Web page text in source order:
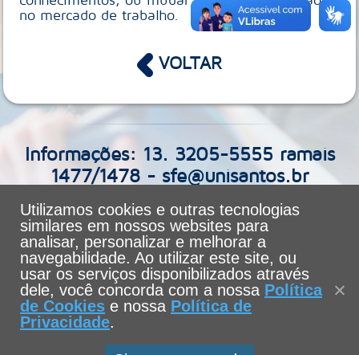
no mercado de trabalho.
VOLTAR
Informações: 13. 3205-5555 ramais
1477/1478 - sfe@unisantos.br
Utilizamos cookies e outras tecnologias
similares em nossos websites para
analisar, personalizar e melhorar a
navegabilidade. Ao utilizar este site, ou
usar os serviços disponibilizados através
dele, você concorda com a nossa Política
de Cookies e nossa Política de
Privacidade.